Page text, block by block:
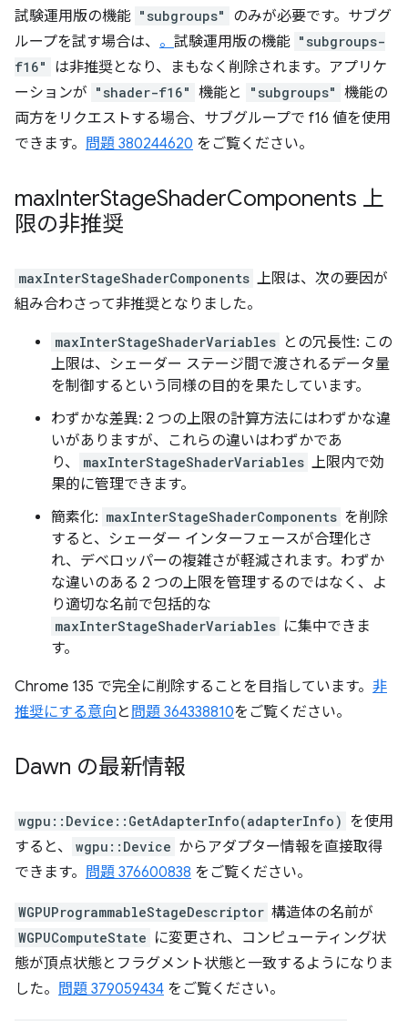
試験運用版の機能 "subgroups"
のみが必要です。サブグ
ループを試す場合は、 。 試験運用版の機能 "subgroups-
f16"
は非推奨となり、まもなく削除されます。アプリケ
ーションが "shader-f16" 機能と "subgroups" 機能の
両方をリクエストする場合、サブグループで f16 値を使用
できます。 問題 380244620 をご覧ください。
maxInterStageShaderComponents 上
限の非推奨
maxInterStageShaderComponents 上限は、次の要因が
組み合わさって非推奨となりました。
maxInterStageShaderVariables との冗長性: この
上限は、シェーダー ステージ間で渡されるデータ量
を制御するという同様の目的を果たしています。
わずかな差異: 2 つの上限の計算方法にはわずかな違
いがありますが、これらの違いはわずかであ
り、
maxInterStageShaderVariables 上限内で効
果的に管理できます。
簡素化: maxInterStageShaderComponents を削除
すると、シェーダー インターフェースが合理化さ
れ、デベロッパーの複雑さが軽減されます。わずか
な違いのある 2 つの上限を管理するのではなく、よ
り適切な名前で包括的な
maxInterStageShaderVariables に集中できま
す。
Chrome 135 で完全に削除することを目指しています。 非
推奨にする意向 と 問題 364338810をご覧ください。
Dawn の最新情報
wgpu::Device::GetAdapterInfo(adapterInfo) を使用
すると、
wgpu::Device からアダプター情報を直接取得
できます。 問題 376600838 をご覧ください。
WGPUProgrammableStageDescriptor 構造体の名前が
WGPUComputeState に変更され、コンピューティング状
態が頂点状態とフラグメント状態と一致するようになりま
した。 問題 379059434 をご覧ください。